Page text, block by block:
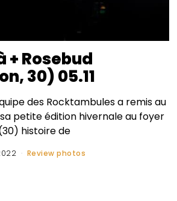
+ Rosebud
30) 05.11
des Rocktambules a remis au
petite édition hivernale au foyer
histoire de
Review photos